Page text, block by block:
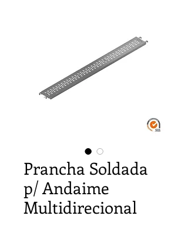
Prancha Soldada
p/ Andaime
Multidirecional